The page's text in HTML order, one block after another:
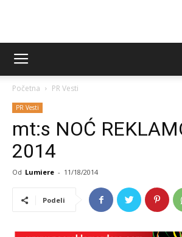
Početna PR Vesti
PR Vesti
mt:s NOĆ
2014
Od Lumiere - 11/18/2014
Podeli